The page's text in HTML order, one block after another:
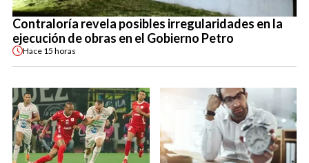
Contraloría revela posibles irregularidades en la
ejecución de obras en el Gobierno Petro
Hace 15 horas